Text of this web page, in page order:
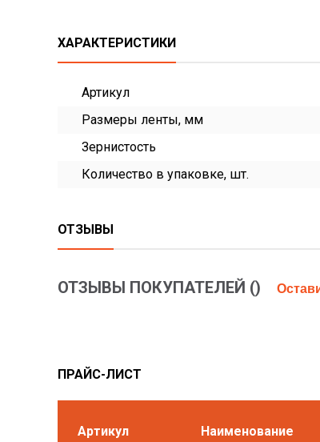
ХАРАКТЕРИСТИКИ
Артикул
Размеры ленты, мм
Зернистость
Количество в упаковке, шт.
ОТЗЫВЫ
ОТЗЫВЫ ПОКУПАТЕЛЕЙ ()
ПРАЙС-ЛИСТ
Артикул Наименование